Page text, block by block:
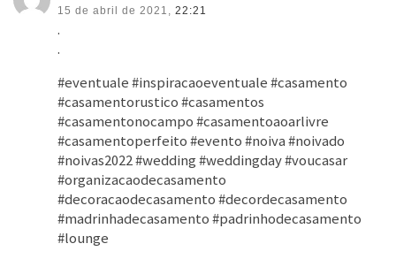
15 de abril de 2021, 22:21
.
.
#eventuale #inspiracaoeventuale #casamento
#casamentorustico #casamentos
#casamentonocampo #casamentoaoarlivre
#casamentoperfeito #evento #noiva #noivado
#noivas2022 #wedding #weddingday #voucasar
#organizacaodecasamento
#decoracaodecasamento #decordecasamento
#madrinhadecasamento #padrinhodecasamento
#lounge